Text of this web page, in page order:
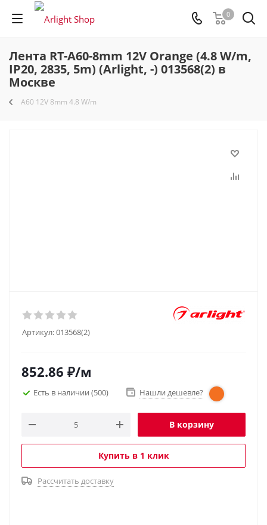
0
Лента RT-A60-8mm 12V Orange (4.8 W/m,
IP20, 2835, 5m) (Arlight, -) 013568(2) в
Москве
A60 12V 8mm 4.8 W/m
Артикул:013568(2)
852.86 ₽/м
Есть в наличии (500) Нашли дешевле?
В корзину
Купить в 1 клик
Рассчитать доставку